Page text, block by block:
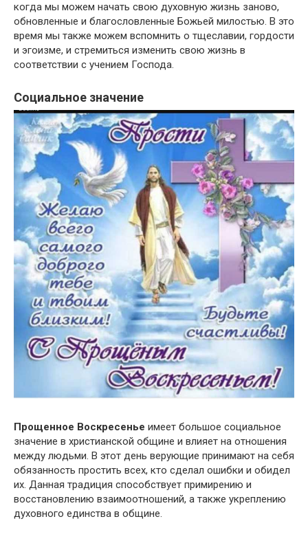
когда мы можем начать свою духовную жизнь заново,
обновленные и благословленные Божьей милостью. В это
время мы также можем вспомнить о тщеславии, гордости
и эгоизме, и стремиться изменить свою жизнь в
соответствии с учением Господа.
Социальное значение
Прощенное Воскресенье имеет большое социальное
значение в христианской общине и влияет на отношения
между людьми. В этот день верующие принимают на себя
обязанность простить всех, кто сделал ошибки и обидел
их. Данная традиция способствует примирению и
восстановлению взаимоотношений, а также укреплению
духовного единства в общине.